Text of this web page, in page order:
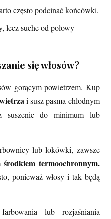
często podcinać końcówki.
lecz suche od połowy
się włosów?
gorącym powietrzem. Kup
i susz pasma chłodnym
suszenie do minimum lub
lub lokówki, zawsze
środkiem termoochronnym.
ponieważ włosy i tak będą
lub rozjaśniania